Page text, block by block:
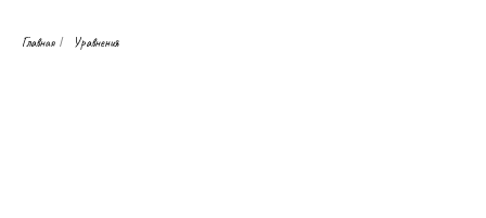
Главная / Уравнения